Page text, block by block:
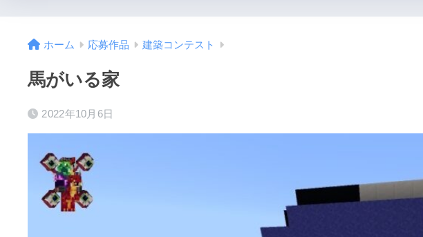
ホーム 応募作品 建築コンテスト
馬がいる家
2022年10月6日